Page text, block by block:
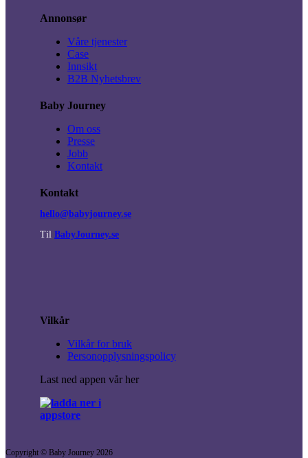
Annonsør
Våre tjenester
Case
Innsikt
B2B Nyhetsbrev
Baby Journey
Om oss
Presse
Jobb
Kontakt
Kontakt
hello@babyjourney.se
Til BabyJourney.se
Vilkår
Vilkår for bruk
Personopplysningspolicy
Last ned appen vår her
Copyright © Baby Journey 2026